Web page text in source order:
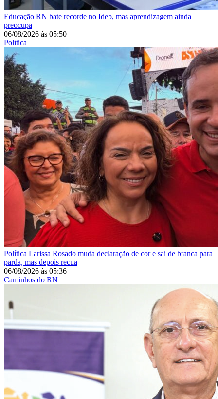
Educação RN bate recorde no Ideb, mas aprendizagem ainda
preocupa
06/08/2026 às 05:50
Política
Política Larissa Rosado muda declaração de cor e sai de branca para
parda, mas depois recua
06/08/2026 às 05:36
Caminhos do RN